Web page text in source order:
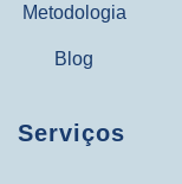
Metodologia
Blog
Serviços